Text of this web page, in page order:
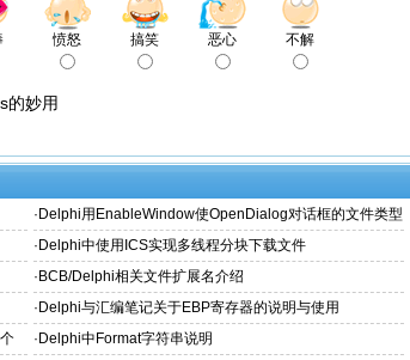
愤怒 搞笑 恶心 不解
的妙用
· Delphi用EnableWindow使OpenDialog对话框的文件类型
选择变灰
· Delphi中使用ICS实现多线程分块下载文件
· BCB/Delphi相关文件扩展名介绍
· Delphi与汇编笔记关于EBP寄存器的说明与使用
· Delphi中Format字符串说明